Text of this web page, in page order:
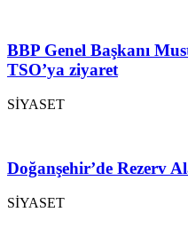
BBP Genel Başkanı
TSO’ya ziyaret
SİYASET
Doğanşehir’de Rezerv
SİYASET